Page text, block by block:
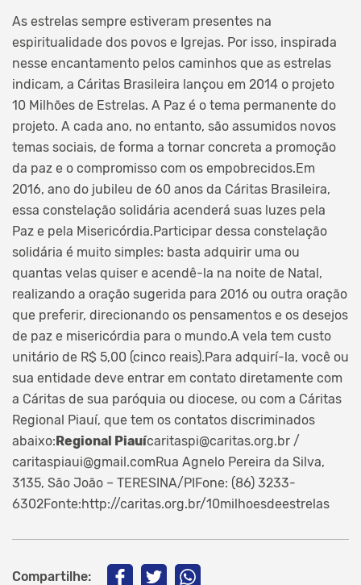
As estrelas sempre estiveram presentes na
espiritualidade dos povos e Igrejas. Por isso, inspirada
nesse encantamento pelos caminhos que as estrelas
indicam, a Cáritas Brasileira lançou em 2014 o projeto
10 Milhões de Estrelas. A Paz é o tema permanente do
projeto. A cada ano, no entanto, são assumidos novos
temas sociais, de forma a tornar concreta a promoção
da paz e o compromisso com os empobrecidos.Em
2016, ano do jubileu de 60 anos da Cáritas Brasileira,
essa constelação solidária acenderá suas luzes pela
Paz e pela Misericórdia.Participar dessa constelação
solidária é muito simples: basta adquirir uma ou
quantas velas quiser e acendê-la na noite de Natal,
realizando a oração sugerida para 2016 ou outra oração
que preferir, direcionando os pensamentos e os desejos
de paz e misericórdia para o mundo.A vela tem custo
unitário de R$ 5,00 (cinco reais).Para adquirí-la, você ou
sua entidade deve entrar em contato diretamente com
a Cáritas de sua paróquia ou diocese, ou com a Cáritas
Regional Piauí, que tem os contatos discriminados
abaixo:Regional Piauícaritaspi@caritas.org.br /
caritaspiaui@gmail.comRua Agnelo Pereira da Silva,
3135, São João – TERESINA/PIFone: (86) 3233-
6302Fonte:http://caritas.org.br/10milhoesdeestrelas
Compartilhe: